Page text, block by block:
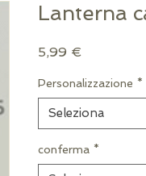
Lanterna
5,99 €
Personalizzazione *
Seleziona
conferma *